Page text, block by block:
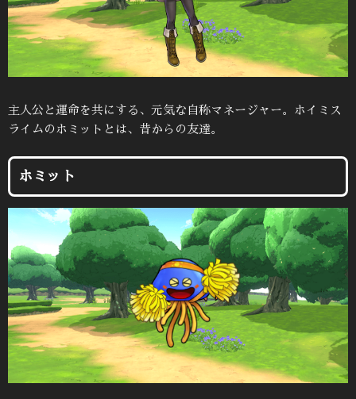
主人公と運命を共にする、元気な自称マネージャー。ホイミス
ライムのホミットとは、昔からの友達。
ホミット